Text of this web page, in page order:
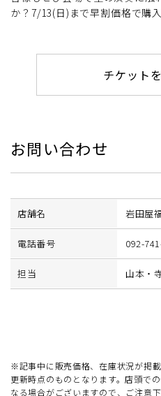
か？7/13(日)まで早割価格で購
チケット
お問い合わせ
店舗名 岩田屋
電話番号 092-
担当 山本・
※記事中に販売価格、在庫状況が掲
更新時点のものとなります。店頭で
なる場合がございますので、ご注意下